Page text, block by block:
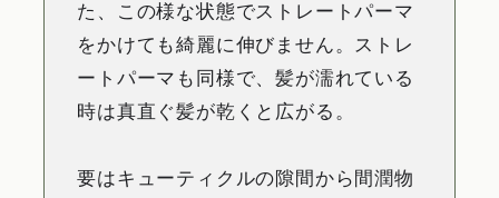
た、この様な状態でストレートパーマ
をかけても綺麗に伸びません。ストレ
ートパーマも同様で、髪が濡れている
時は真直ぐ髪が乾くと広がる。
要はキューティクルの隙間から間潤物